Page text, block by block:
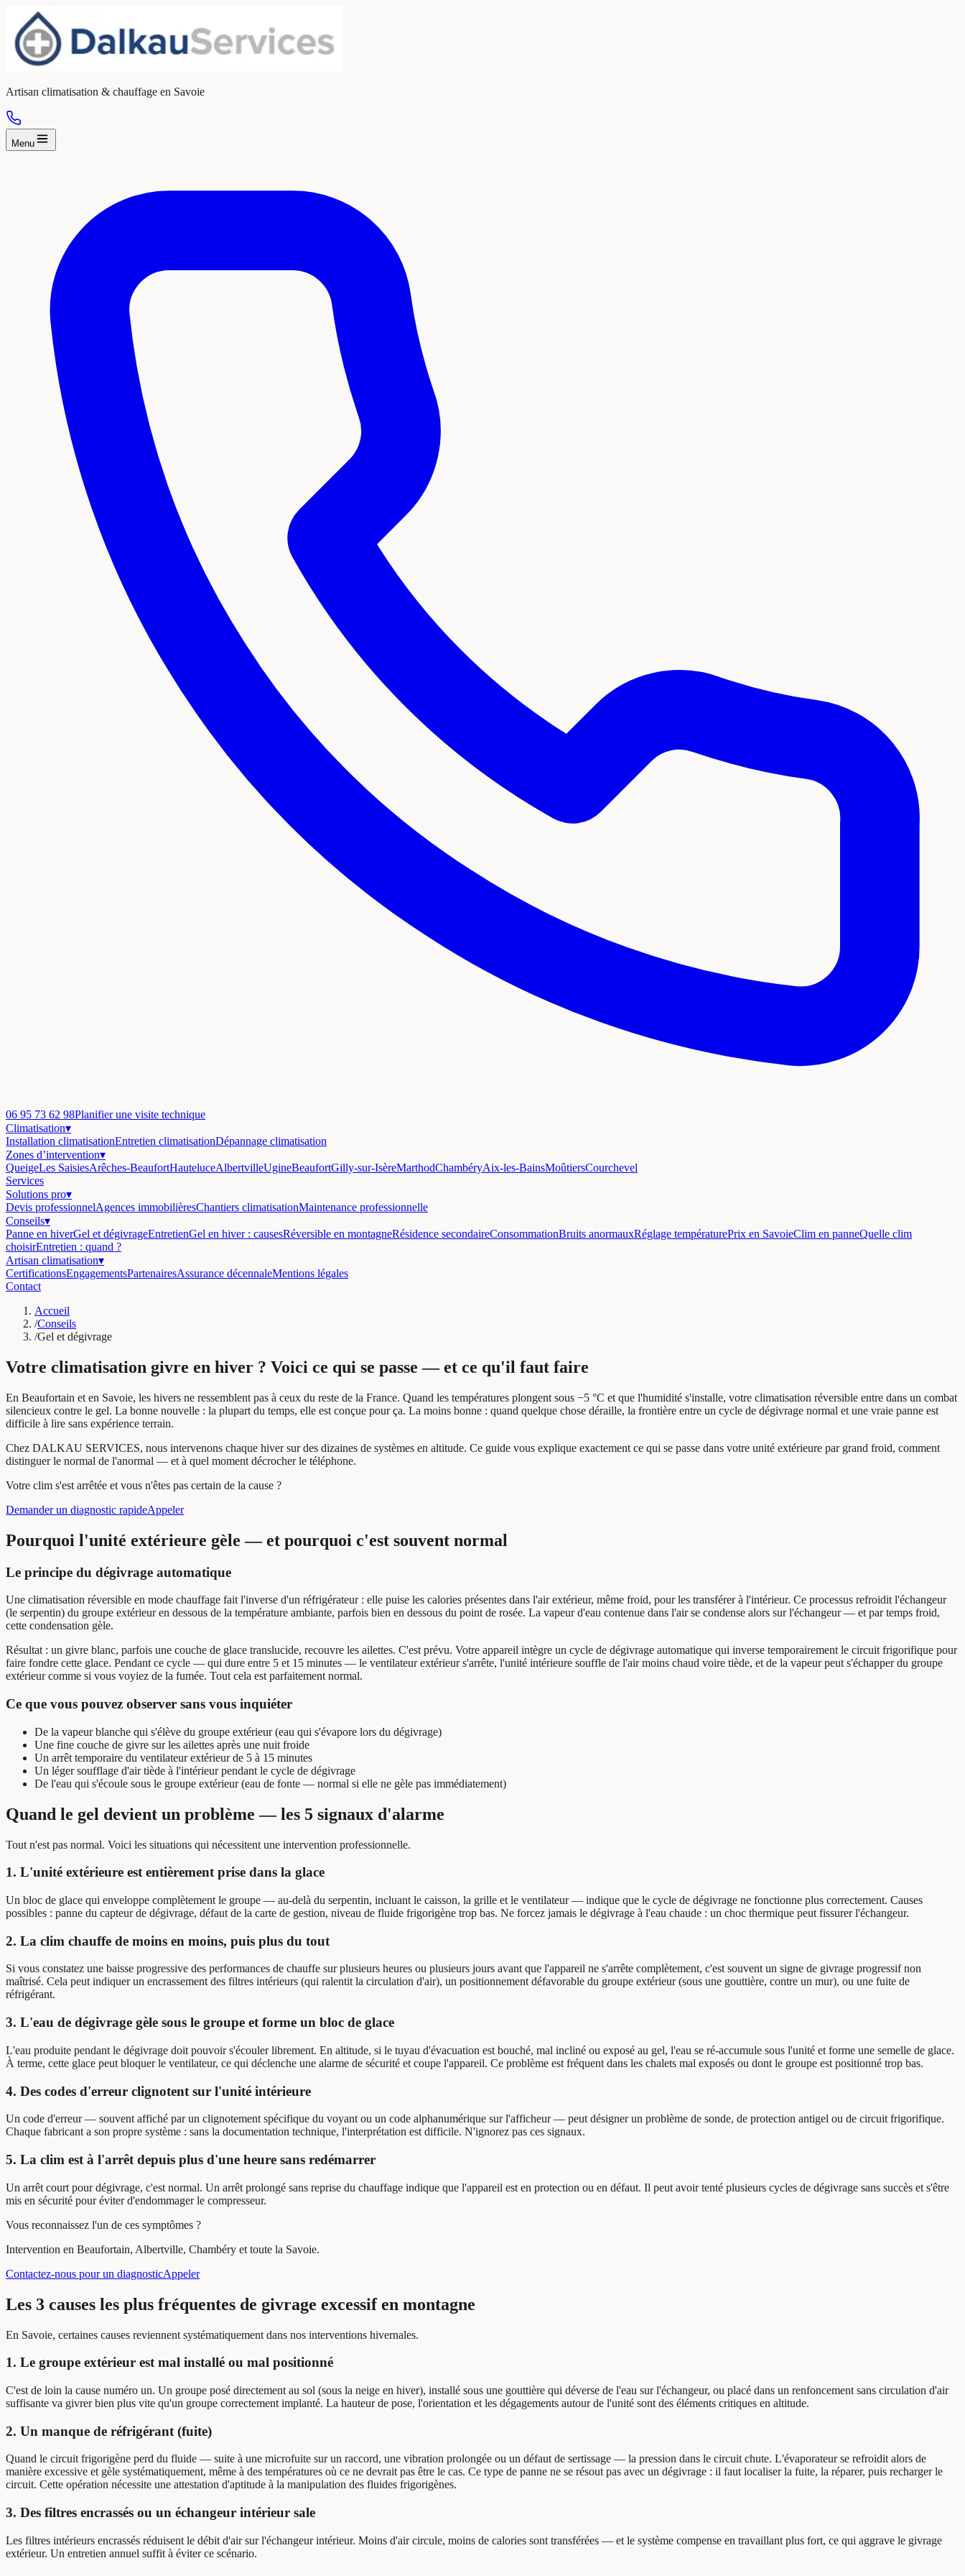
Artisan climatisation & chauffage en Savoie
Menu
06 95 73 62 98Planifier une visite technique
Climatisation▾
Installation climatisationEntretien climatisationDépannage climatisation
Zones d’intervention▾
QueigeLes SaisiesArêches-BeaufortHauteluceAlbertvilleUgineBeaufortGilly-sur-IsèreMarthodChambéryAix-les-BainsMoûtiersCourchevel
Services
Solutions pro▾
Devis professionnelAgences immobilièresChantiers climatisationMaintenance professionnelle
Conseils▾
Panne en hiverGel et dégivrageEntretienGel en hiver : causesRéversible en montagneRésidence secondaireConsommationBruits anormauxRéglage températurePrix en SavoieClim en panneQuelle clim
choisirEntretien : quand ?
Artisan climatisation▾
CertificationsEngagementsPartenairesAssurance décennaleMentions légales
Contact
Accueil
/Conseils
/Gel et dégivrage
Votre climatisation givre en hiver ? Voici ce qui se passe — et ce qu'il faut faire
En Beaufortain et en Savoie, les hivers ne ressemblent pas à ceux du reste de la France. Quand les températures plongent sous −5 °C et que l'humidité s'installe, votre climatisation réversible entre dans un combat
silencieux contre le gel. La bonne nouvelle : la plupart du temps, elle est conçue pour ça. La moins bonne : quand quelque chose déraille, la frontière entre un cycle de dégivrage normal et une vraie panne est
difficile à lire sans expérience terrain.
Chez DALKAU SERVICES, nous intervenons chaque hiver sur des dizaines de systèmes en altitude. Ce guide vous explique exactement ce qui se passe dans votre unité extérieure par grand froid, comment
distinguer le normal de l'anormal — et à quel moment décrocher le téléphone.
Votre clim s'est arrêtée et vous n'êtes pas certain de la cause ?
Demander un diagnostic rapideAppeler
Pourquoi l'unité extérieure gèle — et pourquoi c'est souvent normal
Le principe du dégivrage automatique
Une climatisation réversible en mode chauffage fait l'inverse d'un réfrigérateur : elle puise les calories présentes dans l'air extérieur, même froid, pour les transférer à l'intérieur. Ce processus refroidit l'échangeur
(le serpentin) du groupe extérieur en dessous de la température ambiante, parfois bien en dessous du point de rosée. La vapeur d'eau contenue dans l'air se condense alors sur l'échangeur — et par temps froid,
cette condensation gèle.
Résultat : un givre blanc, parfois une couche de glace translucide, recouvre les ailettes. C'est prévu. Votre appareil intègre un cycle de dégivrage automatique qui inverse temporairement le circuit frigorifique pour
faire fondre cette glace. Pendant ce cycle — qui dure entre 5 et 15 minutes — le ventilateur extérieur s'arrête, l'unité intérieure souffle de l'air moins chaud voire tiède, et de la vapeur peut s'échapper du groupe
extérieur comme si vous voyiez de la fumée. Tout cela est parfaitement normal.
Ce que vous pouvez observer sans vous inquiéter
De la vapeur blanche qui s'élève du groupe extérieur (eau qui s'évapore lors du dégivrage)
Une fine couche de givre sur les ailettes après une nuit froide
Un arrêt temporaire du ventilateur extérieur de 5 à 15 minutes
Un léger soufflage d'air tiède à l'intérieur pendant le cycle de dégivrage
De l'eau qui s'écoule sous le groupe extérieur (eau de fonte — normal si elle ne gèle pas immédiatement)
Quand le gel devient un problème — les 5 signaux d'alarme
Tout n'est pas normal. Voici les situations qui nécessitent une intervention professionnelle.
1. L'unité extérieure est entièrement prise dans la glace
Un bloc de glace qui enveloppe complètement le groupe — au-delà du serpentin, incluant le caisson, la grille et le ventilateur — indique que le cycle de dégivrage ne fonctionne plus correctement. Causes
possibles : panne du capteur de dégivrage, défaut de la carte de gestion, niveau de fluide frigorigène trop bas. Ne forcez jamais le dégivrage à l'eau chaude : un choc thermique peut fissurer l'échangeur.
2. La clim chauffe de moins en moins, puis plus du tout
Si vous constatez une baisse progressive des performances de chauffe sur plusieurs heures ou plusieurs jours avant que l'appareil ne s'arrête complètement, c'est souvent un signe de givrage progressif non
maîtrisé. Cela peut indiquer un encrassement des filtres intérieurs (qui ralentit la circulation d'air), un positionnement défavorable du groupe extérieur (sous une gouttière, contre un mur), ou une fuite de
réfrigérant.
3. L'eau de dégivrage gèle sous le groupe et forme un bloc de glace
L'eau produite pendant le dégivrage doit pouvoir s'écouler librement. En altitude, si le tuyau d'évacuation est bouché, mal incliné ou exposé au gel, l'eau se ré-accumule sous l'unité et forme une semelle de glace.
À terme, cette glace peut bloquer le ventilateur, ce qui déclenche une alarme de sécurité et coupe l'appareil. Ce problème est fréquent dans les chalets mal exposés ou dont le groupe est positionné trop bas.
4. Des codes d'erreur clignotent sur l'unité intérieure
Un code d'erreur — souvent affiché par un clignotement spécifique du voyant ou un code alphanumérique sur l'afficheur — peut désigner un problème de sonde, de protection antigel ou de circuit frigorifique.
Chaque fabricant a son propre système : sans la documentation technique, l'interprétation est difficile. N'ignorez pas ces signaux.
5. La clim est à l'arrêt depuis plus d'une heure sans redémarrer
Un arrêt court pour dégivrage, c'est normal. Un arrêt prolongé sans reprise du chauffage indique que l'appareil est en protection ou en défaut. Il peut avoir tenté plusieurs cycles de dégivrage sans succès et s'être
mis en sécurité pour éviter d'endommager le compresseur.
Vous reconnaissez l'un de ces symptômes ?
Intervention en Beaufortain, Albertville, Chambéry et toute la Savoie.
Contactez-nous pour un diagnosticAppeler
Les 3 causes les plus fréquentes de givrage excessif en montagne
En Savoie, certaines causes reviennent systématiquement dans nos interventions hivernales.
1. Le groupe extérieur est mal installé ou mal positionné
C'est de loin la cause numéro un. Un groupe posé directement au sol (sous la neige en hiver), installé sous une gouttière qui déverse de l'eau sur l'échangeur, ou placé dans un renfoncement sans circulation d'air
suffisante va givrer bien plus vite qu'un groupe correctement implanté. La hauteur de pose, l'orientation et les dégagements autour de l'unité sont des éléments critiques en altitude.
2. Un manque de réfrigérant (fuite)
Quand le circuit frigorigène perd du fluide — suite à une microfuite sur un raccord, une vibration prolongée ou un défaut de sertissage — la pression dans le circuit chute. L'évaporateur se refroidit alors de
manière excessive et gèle systématiquement, même à des températures où ce ne devrait pas être le cas. Ce type de panne ne se résout pas avec un dégivrage : il faut localiser la fuite, la réparer, puis recharger le
circuit. Cette opération nécessite une attestation d'aptitude à la manipulation des fluides frigorigènes.
3. Des filtres encrassés ou un échangeur intérieur sale
Les filtres intérieurs encrassés réduisent le débit d'air sur l'échangeur intérieur. Moins d'air circule, moins de calories sont transférées — et le système compense en travaillant plus fort, ce qui aggrave le givrage
extérieur. Un entretien annuel suffit à éviter ce scénario.